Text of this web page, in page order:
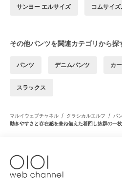
サンヨー エルサイズ コムサイズ
その他パンツを関連カテゴリから探
パンツ デニムパンツ カ
スラックス
マルイウェブチャネル / クラシカルエルフ / パ
動きやすさと存在感を兼ね備えた着回し抜群の一